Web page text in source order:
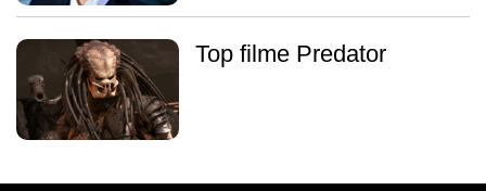
Top filme Predator